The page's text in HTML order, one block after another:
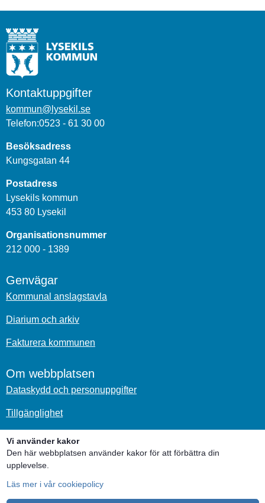
Vi använder kakor
Den här webbplatsen använder kakor för att förbättra din
upplevelse.
Läs mer i vår cookiepolicy
Kontaktuppgifter
kommun@lysekil.se
Telefon:0523 - 61 30 00
Besöksadress
Kungsgatan 44
Postadress
Lysekils kommun
453 80 Lysekil
Organisationsnummer
212 000 - 1389
Genvägar
Kommunal anslagstavla
Diarium och arkiv
Fakturera kommunen
Om webbplatsen
Dataskydd och personuppgifter
Tillgänglighet
Om kakor
Sociala medier